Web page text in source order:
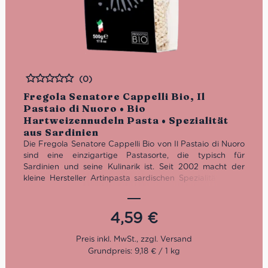
Fregola Senatore Cappelli Bio, Il
Pastaio di Nuoro • Bio
Hartweizennudeln Pasta • Spezialität
aus Sardinien
Bewertet
(0)
Die Fregola Senatore Cappelli Bio von Il Pastaio di Nuoro
sind eine einzigartige Pastasorte, die typisch für
Sardinien und seine Kulinarik ist. Seit 2002 macht der
kleine Hersteller Artinpasta sardischen Spezialitäten mit
Qualität. Das Sortiment beschränkt sich auf die
bekannten Fegola, Malloreddos als auch frische
Culurgiones und gefüllte Seadas.
Die Fregola Senatore Cappelli Bio bereiten wir gerne mit
Gemüse zu. Dafür eine Schalotte anschwitzen, gewürfelte
4,59 €
Grundpreis: 9,18 € / 1 kg